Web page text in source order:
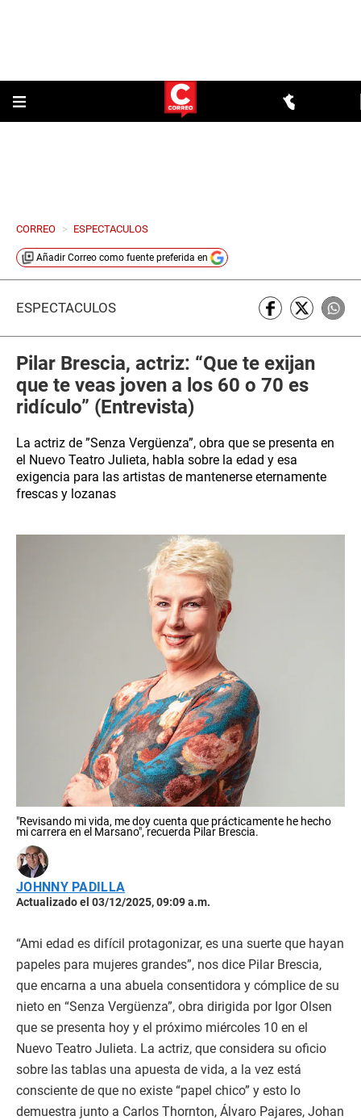
CORREO > ESPECTACULOS
Añadir Correo como fuente preferida en
ESPECTÁCULOS
Pilar Brescia, actriz: “Que te exijan
que te veas joven a los 60 o 70 es
ridículo” (Entrevista)
La actriz de ”Senza Vergüenza”, obra que se presenta en
el Nuevo Teatro Julieta, habla sobre la edad y esa
exigencia para las artistas de mantenerse eternamente
frescas y lozanas
"Revisando mi vida, me doy cuenta que prácticamente he hecho
mi carrera en el Marsano", recuerda Pilar Brescia.
JOHNNY PADILLA
Actualizado el 03/12/2025, 09:09 a.m.
“Ami edad es difícil protagonizar, es una suerte que hayan
papeles para mujeres grandes”, nos dice Pilar Brescia,
que encarna a una abuela consentidora y cómplice de su
nieto en “Senza Vergüenza”, obra dirigida por Igor Olsen
que se presenta hoy y el próximo miércoles 10 en el
Nuevo Teatro Julieta. La actriz, que considera su oficio
sobre las tablas una apuesta de vida, a la vez está
consciente de que no existe “papel chico” y esto lo
demuestra junto a Carlos Thornton, Álvaro Pajares, Johan